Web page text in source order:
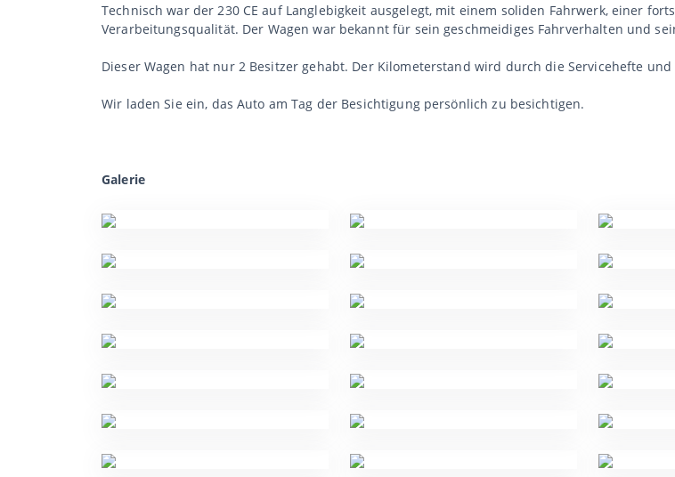
Technisch war der 230 CE auf Langlebigkeit ausgelegt, mit einem soliden Fahrwerk, einer
Verarbeitungsqualität. Der Wagen war bekannt für sein geschmeidiges Fahrverhalten und
Dieser Wagen hat nur 2 Besitzer gehabt. Der Kilometerstand wird durch die Servicehefte
Wir laden Sie ein, das Auto am Tag der Besichtigung persönlich zu besichtigen.
Galerie